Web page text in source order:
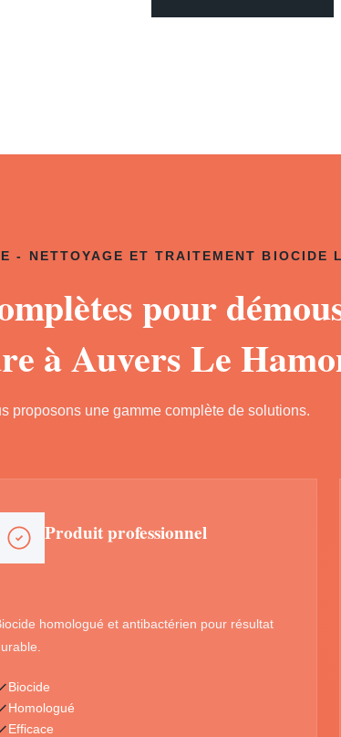
- NETTOYAGE ET TRAITEMENT BIOCIDE
pour
à Auvers Le
proposons une gamme complète de solutions.
Produit professionnel
homologué et antibactérien pour résultat
Biocide
Homologué
Efficace